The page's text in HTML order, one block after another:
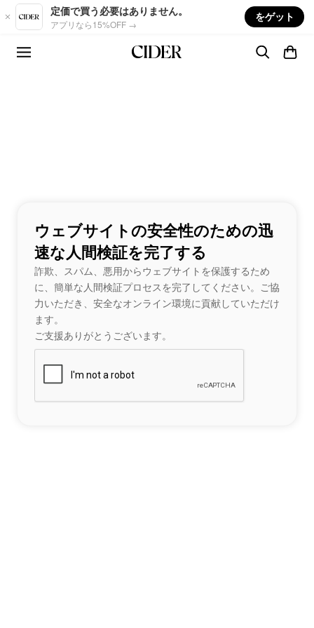
Skip to main content
定価で買う必要はありません。
アプリなら15%OFF →
をゲット
ウェブサイトの安全性のための迅
速な人間検証を完了する
詐欺、スパム、悪用からウェブサイトを保護するため
に、簡単な人間検証プロセスを完了してください。ご協
力いただき、安全なオンライン環境に貢献していただけ
ます。
ご支援ありがとうございます。